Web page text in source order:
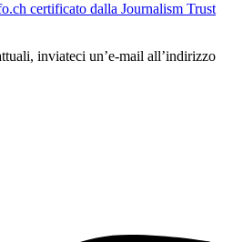
certificato dalla Journalism Trust
inviateci un’e-mail all’indirizzo